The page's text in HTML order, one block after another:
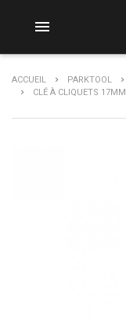

ACCUEIL PARKTOOL
CLÉ À CLIQUETS 17MM